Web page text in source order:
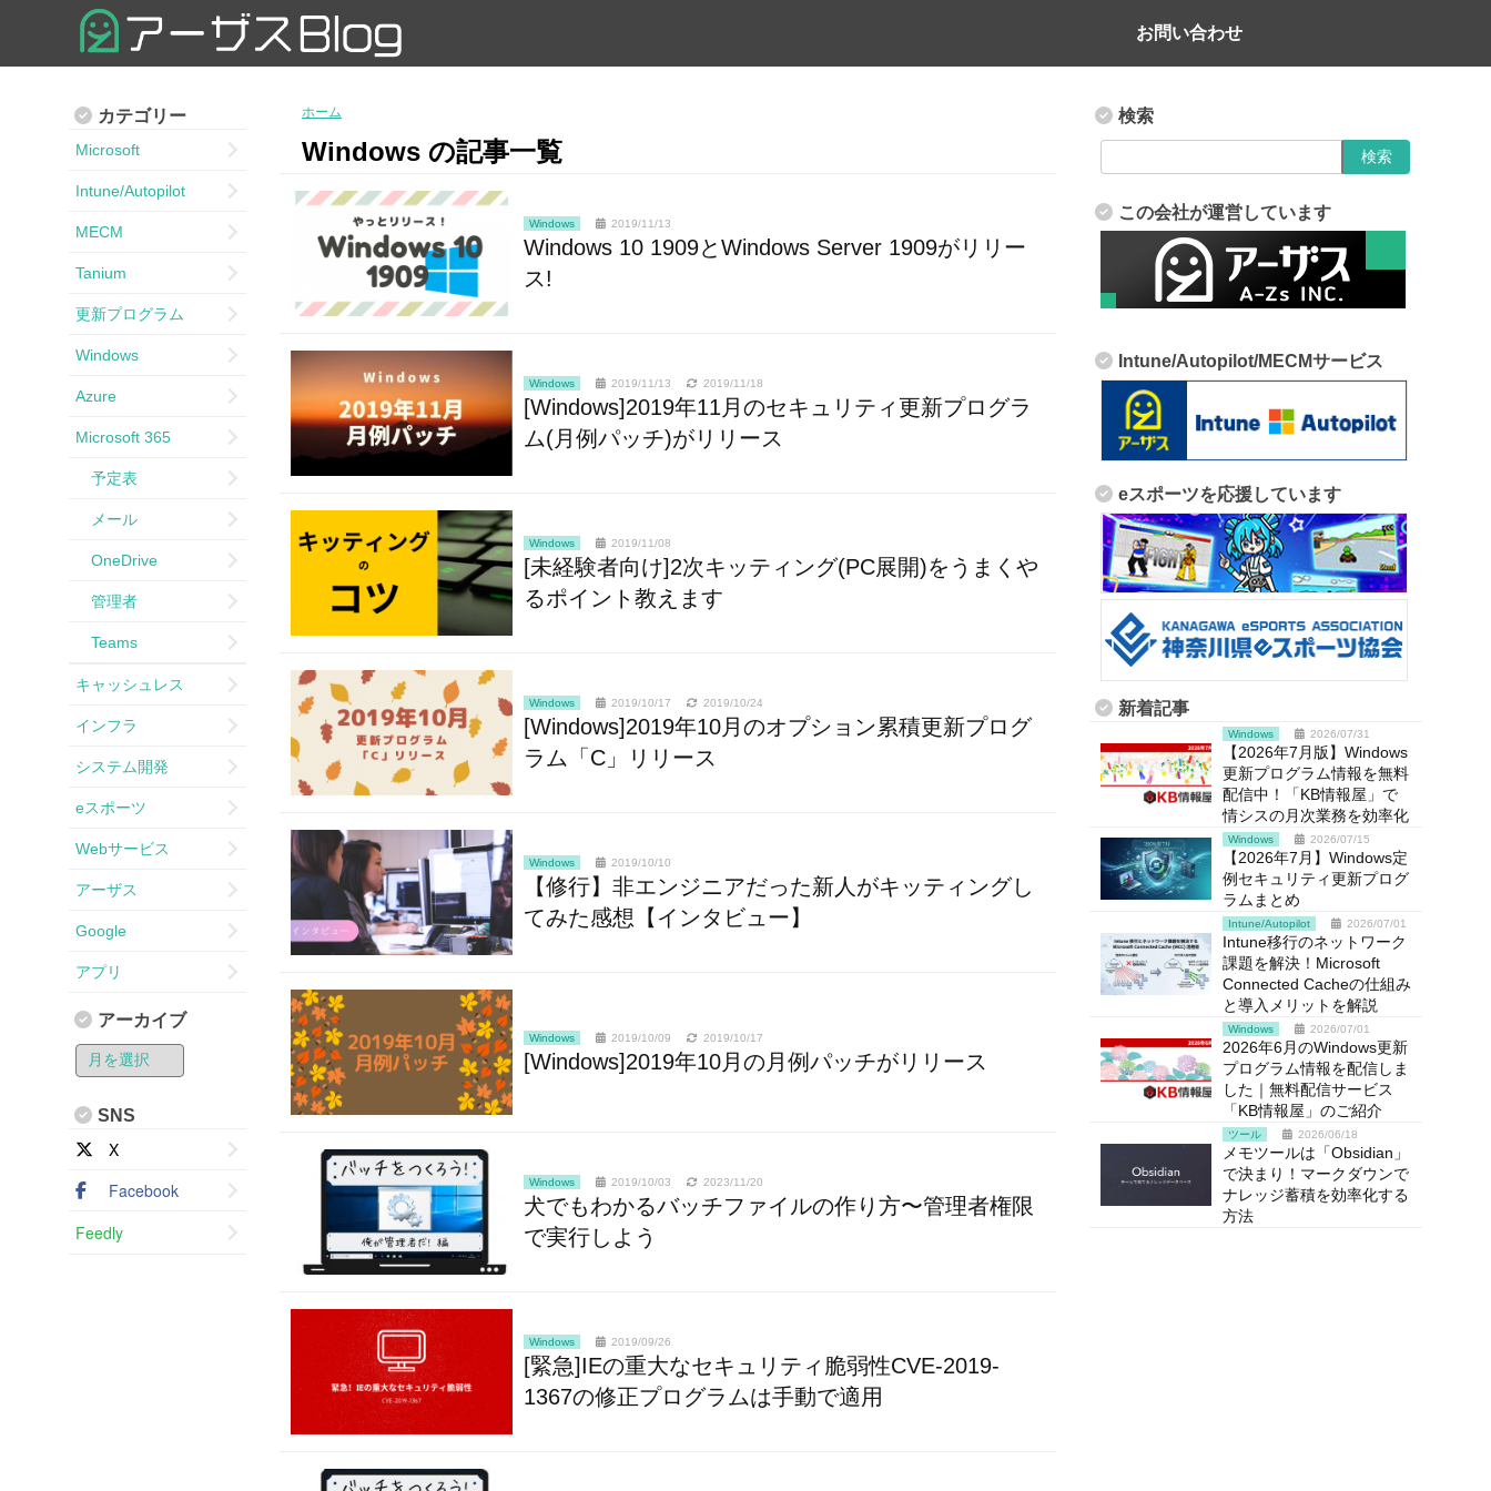
お問い合わせ
ホーム
Windows の記事一覧
Windows 2019/11/13
Windows 10 1909とWindows Server 1909がリリー
ス!
Windows 2019/11/13 2019/11/18
[Windows]2019年11月のセキュリティ更新プログラ
ム(月例パッチ)がリリース
Windows 2019/11/08
[未経験者向け]2次キッティング(PC展開)をうまくや
るポイント教えます
Windows 2019/10/17 2019/10/24
[Windows]2019年10月のオプション累積更新プログ
ラム「C」リリース
Windows 2019/10/10
【修行】非エンジニアだった新人がキッティングし
てみた感想【インタビュー】
Windows 2019/10/09 2019/10/17
[Windows]2019年10月の月例パッチがリリース
Windows 2019/10/03 2023/11/20
犬でもわかるバッチファイルの作り方〜管理者権限
で実行しよう
Windows 2019/09/26
[緊急]IEの重大なセキュリティ脆弱性CVE-2019-
1367の修正プログラムは手動で適用
検索
この会社が運営しています
Intune/Autopilot/MECMサービス
eスポーツを応援しています
新着記事
Windows 2026/07/31
【2026年7月版】Windows
更新プログラム情報を無料
配信中！「KB情報屋」で
情シスの月次業務を効率化
Windows 2026/07/15
【2026年7月】Windows定
例セキュリティ更新プログ
ラムまとめ
Intune/Autopilot 2026/07/01
Intune移行のネットワーク
課題を解決！Microsoft
Connected Cacheの仕組み
と導入メリットを解説
Windows 2026/07/01
2026年6月のWindows更新
プログラム情報を配信しま
した｜無料配信サービス
「KB情報屋」のご紹介
ツール 2026/06/18
メモツールは「Obsidian」
で決まり！マークダウンで
ナレッジ蓄積を効率化する
方法
カテゴリー
Microsoft
Intune/Autopilot
MECM
Tanium
更新プログラム
Windows
Azure
Microsoft 365
予定表
メール
OneDrive
管理者
Teams
キャッシュレス
インフラ
システム開発
eスポーツ
Webサービス
アーザス
Google
アプリ
アーカイブ
SNS
X
Facebook
Feedly